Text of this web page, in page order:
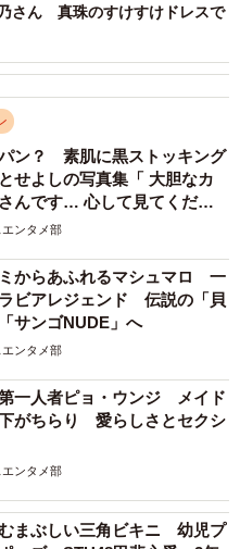
でも積極的に情報を発信。
ルをトータルで提案する
さん 真珠のすけすけドレスで
ン？ 素肌に黒ストッキング
せよしの写真集「 大胆なカ
んです… 心して見てくださ
エンタメ部
からあふれるマシュマロ 一
ビアレジェンド 伝説の「貝
「サンゴNUDE」へ
エンタメ部
一人者ピョ・ウンジ メイド
がちらり 愛らしさとセクシ
エンタメ部
まぶしい三角ビキニ 幼児プ